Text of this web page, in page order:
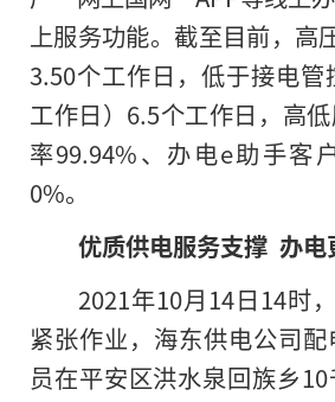
上服务功能。截至目前，高
3.50个工作日，低于接电
工作日）6.5个工作日，高
率99.94%、办电e助手客
0%。
优质供电服务支撑 办电
2021年10月14日14时
紧张作业，海东供电公司
员在平安区洪水泉回族乡